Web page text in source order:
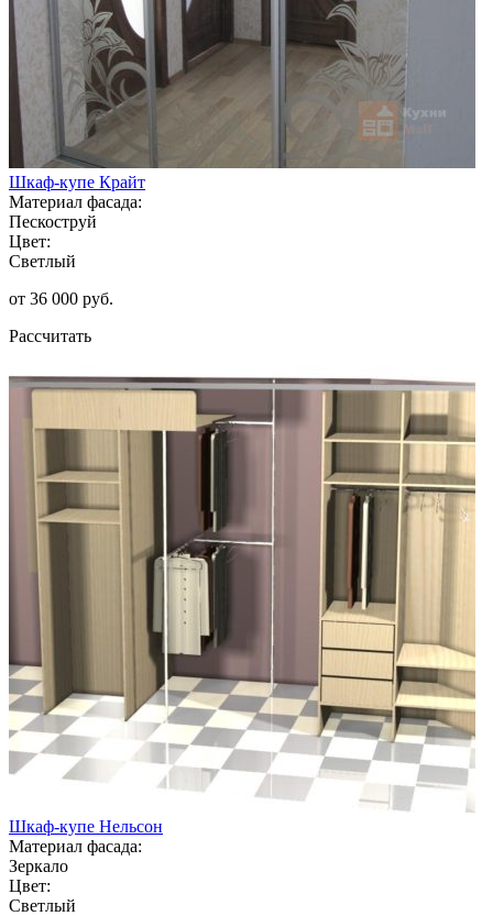
Шкаф-купе Крайт
Материал фасада:
Пескоструй
Цвет:
Светлый
от 36 000 руб.
Рассчитать
Шкаф-купе Нельсон
Материал фасада:
Зеркало
Цвет:
Светлый